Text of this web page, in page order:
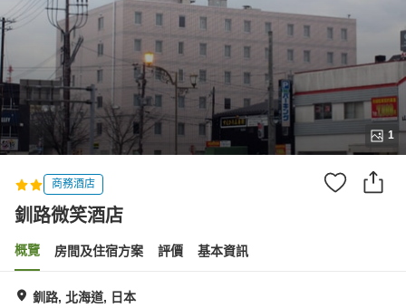
1
商務酒店
釧路微笑酒店
概覽 房間及住宿方案 評價 基本資訊
釧路, 北海道, 日本